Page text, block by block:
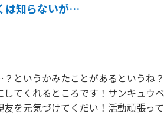
は知らないが…
というかみたことがあるというね
てくれるところです！サンキュウ